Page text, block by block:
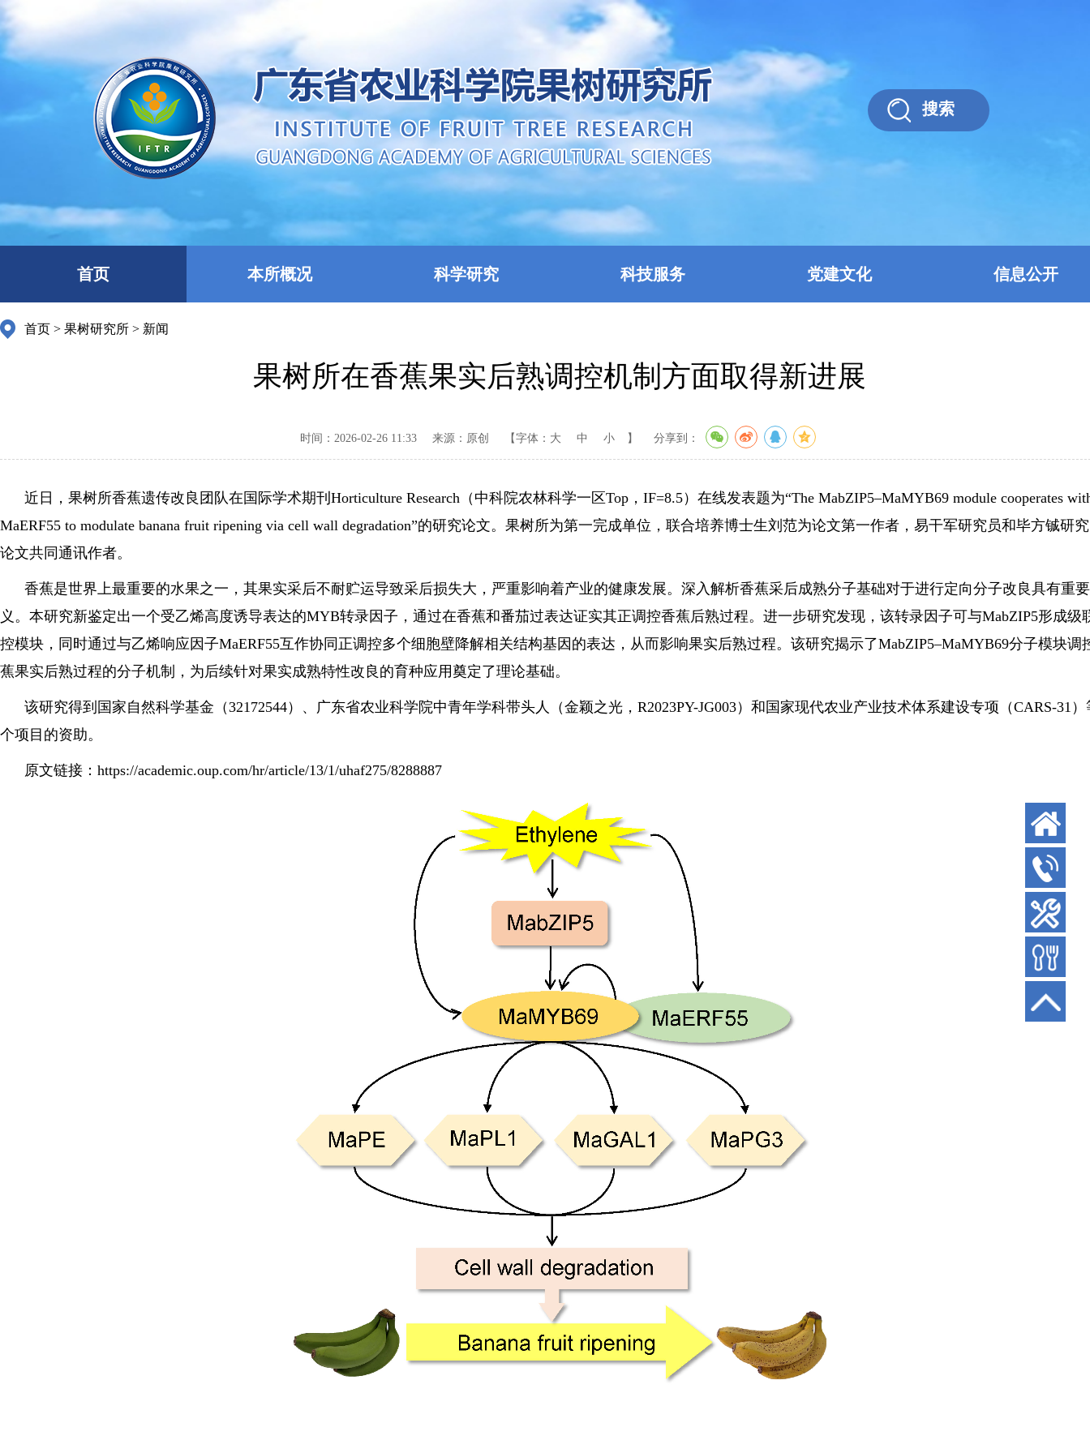
搜索
首页 本所概况 科学研究 科技服务 党建文化 信息公开
首页 > 果树研究所 > 新闻
果树所在香蕉果实后熟调控机制方面取得新进展
时间：2026-02-26 11:33 来源：原创 【字体： 大 中 小 】 分享到：
近日，果树所香蕉遗传改良团队在国际学术期刊Horticulture Research（中科院农林科学一区Top，IF=8.5）在线发表题为“The MabZIP5–MaMYB69 module cooperates
MaERF55 to modulate banana fruit ripening via cell wall degradation”的研究论文。果树所为第一完成单位，联合培养博士生刘范为论文第一作者，易干军研究员和毕方铖研
论文共同通讯作者。
香蕉是世界上最重要的水果之一，其果实采后不耐贮运导致采后损失大，严重影响着产业的健康发展。深入解析香蕉采后成熟分子基础对于进行定向分子改良具有重
义。本研究新鉴定出一个受乙烯高度诱导表达的MYB转录因子，通过在香蕉和番茄过表达证实其正调控香蕉后熟过程。进一步研究发现，该转录因子可与MabZIP5形成级
控模块，同时通过与乙烯响应因子MaERF55互作协同正调控多个细胞壁降解相关结构基因的表达，从而影响果实后熟过程。该研究揭示了MabZIP5–MaMYB69分子模块调
蕉果实后熟过程的分子机制，为后续针对果实成熟特性改良的育种应用奠定了理论基础。
该研究得到国家自然科学基金（32172544）、广东省农业科学院中青年学科带头人（金颖之光，R2023PY-JG003）和国家现代农业产业技术体系建设专项（CARS-31）
个项目的资助。
原文链接：https://academic.oup.com/hr/article/13/1/uhaf275/8288887